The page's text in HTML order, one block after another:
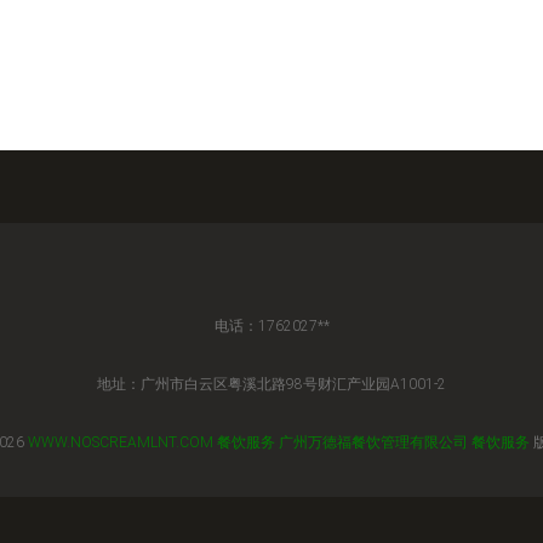
电话：1762027**
地址：广州市白云区粤溪北路98号财汇产业园A1001-2
WWW.NOSCREAMLNT.COM 餐饮服务 广州万德福餐饮管理有限公司 餐饮服务